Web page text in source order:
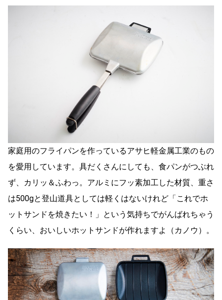
家庭用のフライパンを作っているアサヒ軽金属工業のもの
を愛用しています。具だくさんにしても、食パンがつぶれ
ず、カリッ＆ふわっ。アルミにフッ素加工した材質、重さ
は500gと登山道具としては軽くはないけれど「これでホ
ットサンドを焼きたい！」という気持ちでがんばれちゃう
くらい、おいしいホットサンドが作れますよ（カノウ）。